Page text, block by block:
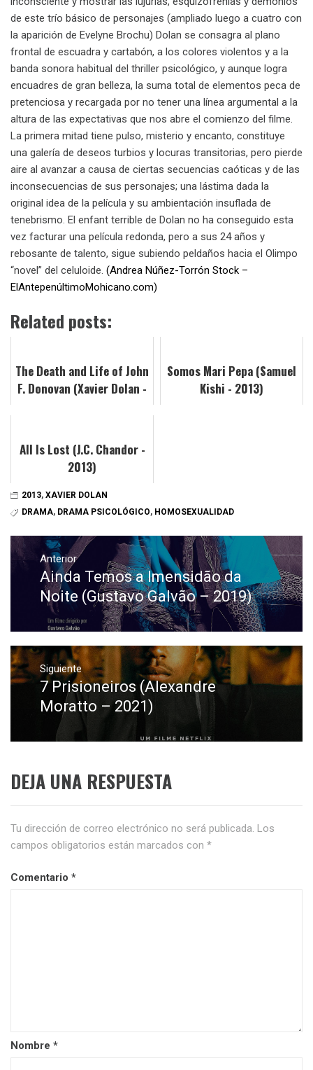
de este trío básico de personajes (ampliado luego a cuatro con
la aparición de Evelyne Brochu) Dolan se consagra al plano
frontal de escuadra y cartabón, a los colores violentos y a la
banda sonora habitual del thriller psicológico, y aunque logra
encuadres de gran belleza, la suma total de elementos peca de
pretenciosa y recargada por no tener una línea argumental a la
altura de las expectativas que nos abre el comienzo del filme.
La primera mitad tiene pulso, misterio y encanto, constituye
una galería de deseos turbios y locuras transitorias, pero pierde
aire al avanzar a causa de ciertas secuencias caóticas y de las
inconsecuencias de sus personajes; una lástima dada la
original idea de la película y su ambientación insuflada de
tenebrismo. El enfant terrible de Dolan no ha conseguido esta
vez facturar una película redonda, pero a sus 24 años y
rebosante de talento, sigue subiendo peldaños hacia el Olimpo
“novel” del celuloide. (Andrea Núñez-Torrón Stock –
ElAntepenúltimoMohicano.com)
Related posts:
The Death and Life of John
F. Donovan (Xavier Dolan -
Somos Mari Pepa (Samuel
Kishi - 2013)
All Is Lost (J.C. Chandor -
2013)
2013, XAVIER DOLAN
DRAMA, DRAMA PSICOLÓGICO, HOMOSEXUALIDAD
Navegación
de
entradas
Anterior
Entrada
anterior:
Ainda Temos a Imensidão da
Noite (Gustavo Galvão – 2019)
Siguiente
Entrada
siguiente:
7 Prisioneiros (Alexandre
Moratto – 2021)
DEJA UNA RESPUESTA
Tu dirección de correo electrónico no será publicada. Los
campos obligatorios están marcados con *
Comentario *
Nombre *